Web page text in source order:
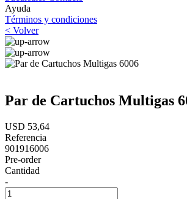
Ayuda
Términos y condiciones
< Volver
Par de Cartuchos Multigas
USD 53,64
Referencia
901916006
Pre-order
Cantidad
-